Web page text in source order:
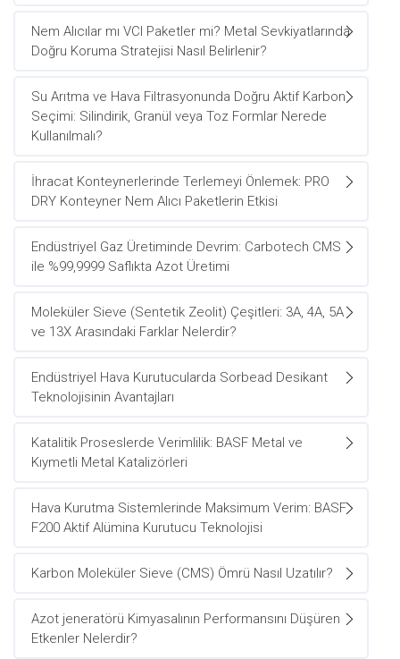
Nem Alıcılar mı VCI Paketler mi? Metal Sevkiyatlarında
Doğru Koruma Stratejisi Nasıl Belirlenir?
Su Arıtma ve Hava Filtrasyonunda Doğru Aktif Karbon
Seçimi: Silindirik, Granül veya Toz Formlar Nerede
Kullanılmalı?
İhracat Konteynerlerinde Terlemeyi Önlemek: PRO
DRY Konteyner Nem Alıcı Paketlerin Etkisi
Endüstriyel Gaz Üretiminde Devrim: Carbotech CMS
ile %99,9999 Saflıkta Azot Üretimi
Moleküler Sieve (Sentetik Zeolit) Çeşitleri: 3A, 4A, 5A
ve 13X Arasındaki Farklar Nelerdir?
Endüstriyel Hava Kurutucularda Sorbead Desikant
Teknolojisinin Avantajları
Katalitik Proseslerde Verimlilik: BASF Metal ve
Kıymetli Metal Katalizörleri
Hava Kurutma Sistemlerinde Maksimum Verim: BASF
F200 Aktif Alümina Kurutucu Teknolojisi
Karbon Moleküler Sieve (CMS) Ömrü Nasıl Uzatılır?
Azot jeneratörü Kimyasalının Performansını Düşüren
Etkenler Nelerdir?